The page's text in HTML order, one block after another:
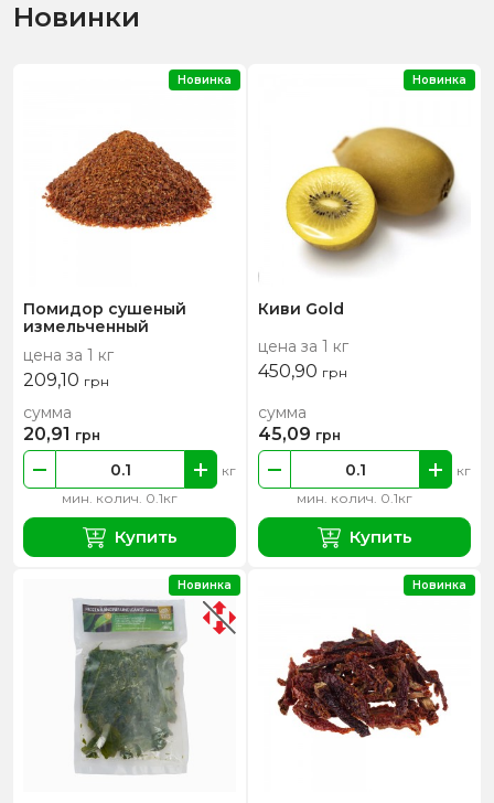
Новинки
Помидор сушеный
измельченный
цена за 1 кг
209,10 грн
мин. колич. 0.1кг
кг
сумма
20,91 грн
Купить
Новинка
Киви Gold
цена за 1 кг
450,90 грн
мин. колич. 0.1кг
кг
сумма
45,09 грн
Купить
Новинка
Новинка Новинка